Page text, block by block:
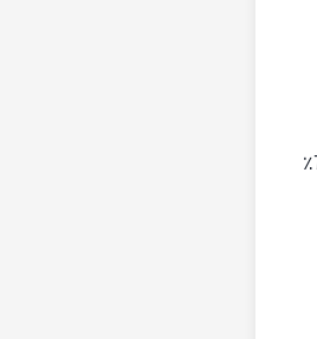
(3) أداء جيد تحت درجة حرارة منخفضة. تنخفض سعة التفريغ إلى أكثر من 78٪ تحت 0 درجة مئوية ، وتنخفض قدرة التفريغ إلى أكثر من 70٪